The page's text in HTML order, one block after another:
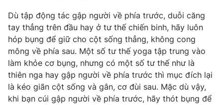
Thị trường
Tư vấn
Lịch phát sóng
Chuyên mục khác
Emagazine Podcast
Photo Infographic
Dù tập động tác gập người về phía trước, duỗi căng
tay thẳng trên đầu hay ở tư thế chiến binh, hãy luôn
hóp bụng để giữ cho cột sống thẳng, không cong
mông về phía sau. Một số tư thế yoga tập trung vào
làm khỏe cơ bụng, nhưng có một số tư thế như là
thiên nga hay gập người về phía trước thì mục đích lại
là kéo giãn cột sống và gân, cơ đùi sau. Mặc dù vậy,
khi bạn cúi gập người về phía trước, hãy thót bụng để